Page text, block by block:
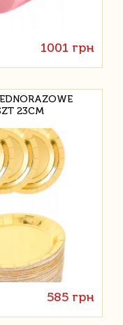
1001 грн
23CM
585 грн